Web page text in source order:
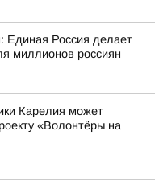
Единая Россия делает
миллионов россиян
Карелия может
«Волонтёры на